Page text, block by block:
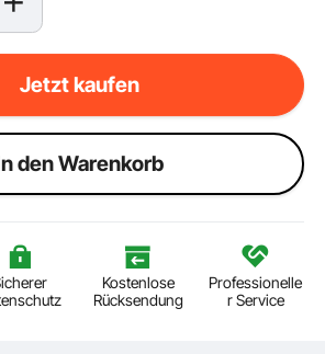
Jetzt kaufen
den Warenkorb
Kostenlose
Rücksendung
Professionelle
r Service